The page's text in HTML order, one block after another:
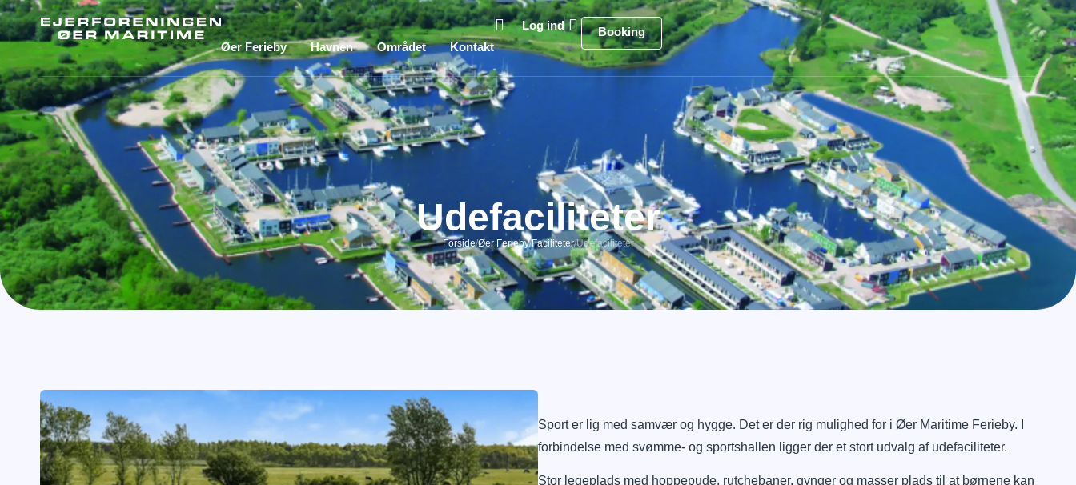
Øer Ferieby Havnen Området Kontakt
Log ind Booking
Udefaciliteter
Forside/Øer Ferieby/Faciliteter/Udefaciliteter
Sport er lig med samvær og hygge. Det er der rig mulighed for i Øer Maritime Ferieby. I
forbindelse med svømme- og sportshallen ligger der et stort udvalg af udefaciliteter.
Stor legeplads med hoppepude, rutchebaner, gynger og masser plads til at børnene kan